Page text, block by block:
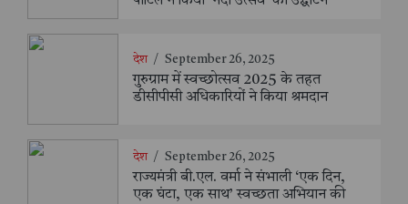
देश / September 26, 2025
गुरुग्राम में स्वच्छोत्सव 2025 के तहत
डीसीपीसी अधिकारियों ने किया श्रमदान
देश / September 26, 2025
राज्यमंत्री बी.एल. वर्मा ने संभाली ‘एक दिन,
एक घंटा, एक साथ’ स्वच्छता अभियान की